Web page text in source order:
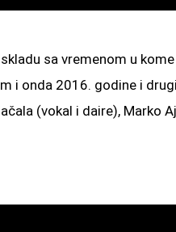
sa vremenom u
onda 2016. godine i
(vokal i daire), Marko